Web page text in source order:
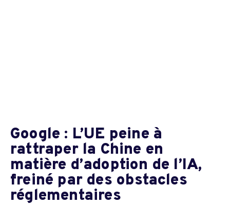
Google : L’UE peine à
rattraper la Chine en
matière d’adoption de l’IA,
freiné par des obstacles
réglementaires